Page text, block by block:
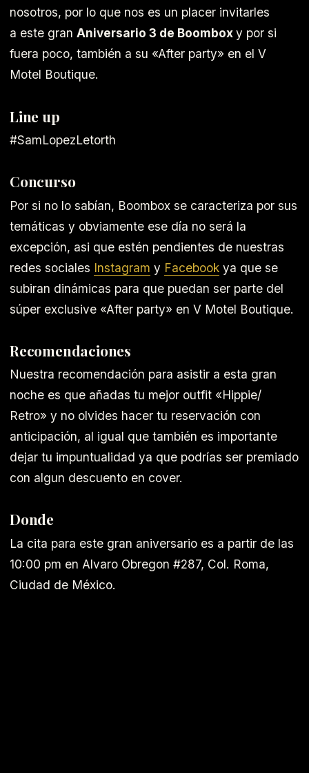
nosotros, por lo que nos es un placer invitarles
a este gran Aniversario 3 de Boomboxy por si
fuera poco, también a su «After party» en el V
Motel Boutique.
Line up
#SamLopezLetorth
Concurso
Por si no lo sabían, Boombox se caracteriza por sus
temáticas y obviamente ese día no será la
excepción, asi que estén pendientes de nuestras
redes sociales Instagram y Facebook ya que se
subiran dinámicas para que puedan ser parte del
súper exclusive «After party» en V Motel Boutique.
Recomendaciones
Nuestra recomendación para asistir a esta gran
noche es que añadas tu mejor outfit «Hippie/
Retro» y no olvides hacer tu reservación con
anticipación, al igual que también es importante
dejar tu impuntualidad ya que podrías ser premiado
con algun descuento en cover.
Donde
La cita para este gran aniversario es a partir de las
10:00 pm en Alvaro Obregon #287, Col. Roma,
Ciudad de México.